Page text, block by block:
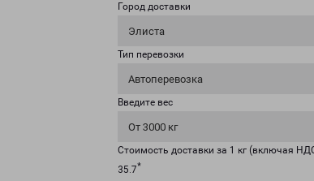
Город доставки
Элиста
Тип перевозки
Автоперевозка
Введите вес
От 3000 кг
Стоимость доставки за 1 кг (включая
35.7*